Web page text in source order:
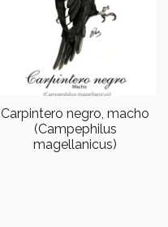
Carpintero negro, macho
(Campephilus
magellanicus)